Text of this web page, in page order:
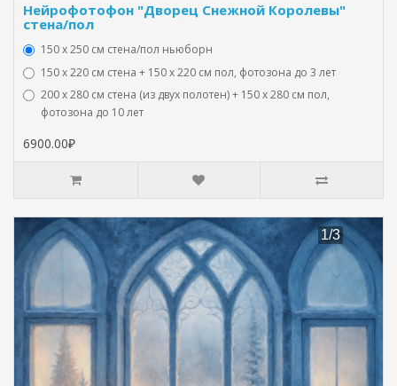
Нейрофотофон "Дворец Снежной Королевы"
стена/пол
150 х 250 см стена/пол ньюборн
150 х 220 см стена + 150 х 220 см пол, фотозона до 3 лет
200 х 280 см стена (из двух полотен) + 150 х 280 см пол,
фотозона до 10 лет
6900.00₽